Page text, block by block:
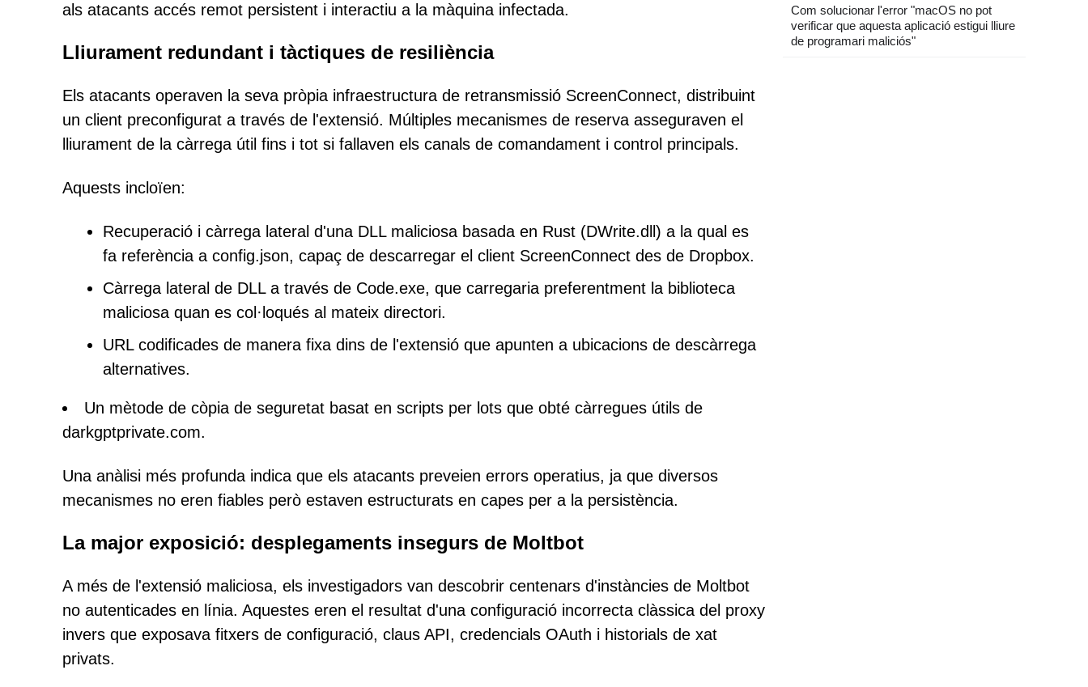
als atacants accés remot persistent i interactiu a la màquina infectada.
Lliurament redundant i tàctiques de resiliència
Els atacants operaven la seva pròpia infraestructura de retransmissió ScreenConnect, distribuint
un client preconfigurat a través de l'extensió. Múltiples mecanismes de reserva asseguraven el
lliurament de la càrrega útil fins i tot si fallaven els canals de comandament i control principals.
Aquests incloïen:
Recuperació i càrrega lateral d'una DLL maliciosa basada en Rust (DWrite.dll) a la qual es
fa referència a config.json, capaç de descarregar el client ScreenConnect des de Dropbox.
Càrrega lateral de DLL a través de Code.exe, que carregaria preferentment la biblioteca
maliciosa quan es col·loqués al mateix directori.
URL codificades de manera fixa dins de l'extensió que apunten a ubicacions de descàrrega
alternatives.
Un mètode de còpia de seguretat basat en scripts per lots que obté càrregues útils de
darkgptprivate.com.
Una anàlisi més profunda indica que els atacants preveien errors operatius, ja que diversos
mecanismes no eren fiables però estaven estructurats en capes per a la persistència.
La major exposició: desplegaments insegurs de Moltbot
A més de l'extensió maliciosa, els investigadors van descobrir centenars d'instàncies de Moltbot
no autenticades en línia. Aquestes eren el resultat d'una configuració incorrecta clàssica del proxy
invers que exposava fitxers de configuració, claus API, credencials OAuth i historials de xat
privats.
Com solucionar l'error "macOS no pot
verificar que aquesta aplicació estigui lliure
de programari maliciós"